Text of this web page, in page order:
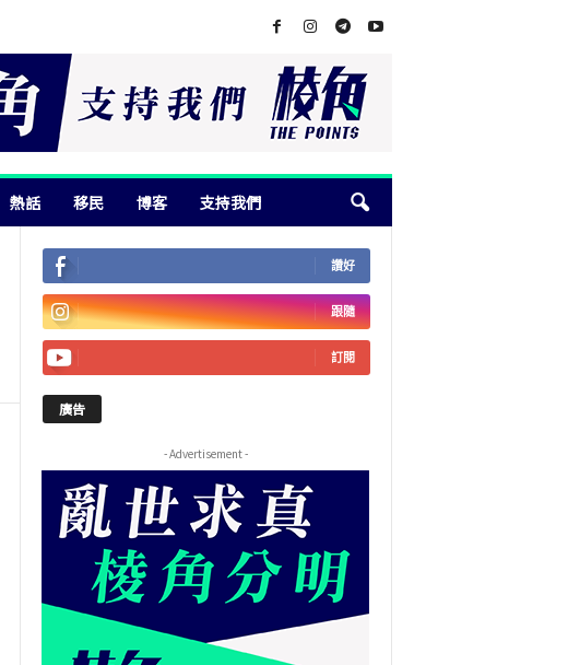
熱話 移民 博客 支持我們
讚好
跟隨
訂閱
廣告
- Advertisement -